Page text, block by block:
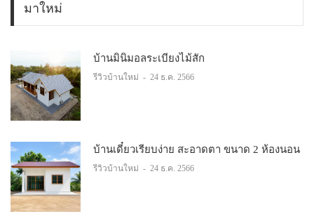
มาใหม่
บ้านมินิมอลระเบียงไม้สัก
รีวิวบ้านใหม่ - 24 ธ.ค. 2566
บ้านเดี๋ยวเรียบง่าย สะอาดตา ขนาด 2 ห้องนอน
รีวิวบ้านใหม่ - 24 ธ.ค. 2566